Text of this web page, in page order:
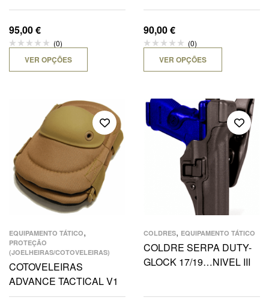
95,00€
(0)
VER OPÇÕES
90,00€
(0)
VER OPÇÕES
EQUIPAMENTO TÁTICO,
PROTEÇÃO
(JOELHEIRAS/COTOVELEIRAS)
COTOVELEIRAS
ADVANCE TACTICAL V1
COLDRES, EQUIPAMENTO TÁTICO
COLDRE SERPA DUTY-
GLOCK 17/19…NIVEL III